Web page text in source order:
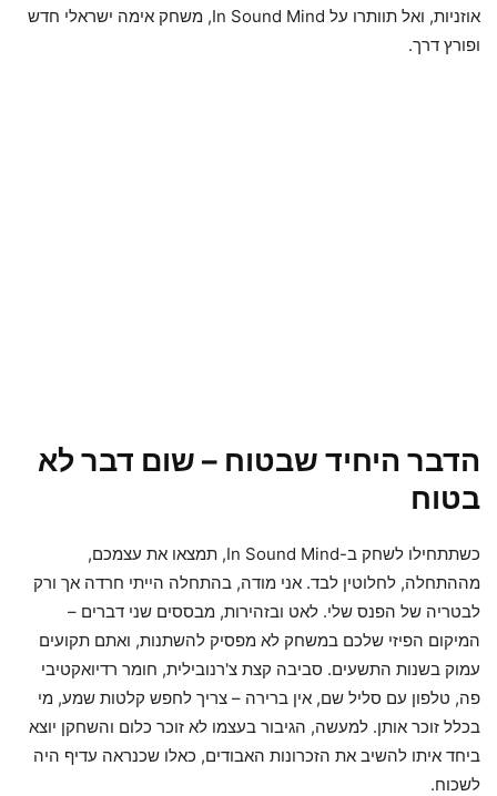
אוזניות, ואל תוותרו על In Sound Mind, משחק אימה ישראלי חדש
ופורץ דרך.
הדבר היחיד שבטוח – שום דבר לא
בטוח
כשתתחילו לשחק ב-In Sound Mind, תמצאו את עצמכם,
מההתחלה, לחלוטין לבד. אני מודה, בהתחלה הייתי חרדה אך ורק
לבטריה של הפנס שלי. לאט ובזהירות, מבססים שני דברים –
המיקום הפיזי שלכם במשחק לא מפסיק להשתנות, ואתם תקועים
עמוק בשנות התשעים. סביבה קצת צ'רנובילית, חומר רדיואקטיבי
פה, טלפון עם סליל שם, אין ברירה – צריך לחפש קלטות שמע, מי
בכלל זוכר אותן. למעשה, הגיבור בעצמו לא זוכר כלום והשחקן יוצא
ביחד איתו להשיב את הזכרונות האבודים, כאלו שכנראה עדיף היה
לשכוח.